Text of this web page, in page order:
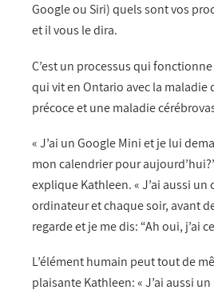
Google ou Siri) quels sont vos
et il vous le dira.
C’est un processus qui
qui vit en Ontario avec la maladie
précoce et une maladie
« J’ai un Google Mini et je lui
mon calendrier pour
explique Kathleen. « J’ai aussi
ordinateur et chaque soir, avant
regarde et je me dis: “Ah oui, j’ai
L’élément humain peut tout de
plaisante Kathleen: « J’ai aussi